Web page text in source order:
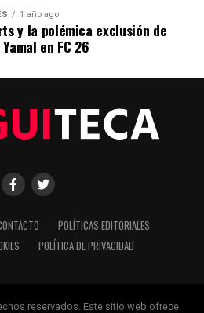
1 año ago
y la polémica exclusión de
en FC 26
POLÍTICAS EDITORIALES
POLÍTICA DE PRIVACIDAD
reservados. Este sitio web ofrece